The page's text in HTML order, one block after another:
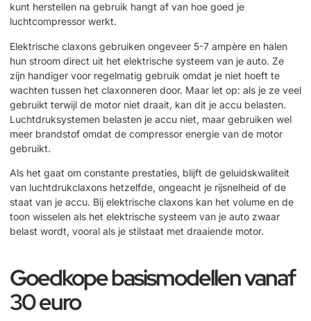
kunt herstellen na gebruik hangt af van hoe goed je
luchtcompressor werkt.
Elektrische claxons gebruiken ongeveer 5-7 ampère en halen
hun stroom direct uit het elektrische systeem van je auto. Ze
zijn handiger voor regelmatig gebruik omdat je niet hoeft te
wachten tussen het claxonneren door. Maar let op: als je ze veel
gebruikt terwijl de motor niet draait, kan dit je accu belasten.
Luchtdruksystemen belasten je accu niet, maar gebruiken wel
meer brandstof omdat de compressor energie van de motor
gebruikt.
Als het gaat om constante prestaties, blijft de geluidskwaliteit
van luchtdrukclaxons hetzelfde, ongeacht je rijsnelheid of de
staat van je accu. Bij elektrische claxons kan het volume en de
toon wisselen als het elektrische systeem van je auto zwaar
belast wordt, vooral als je stilstaat met draaiende motor.
Goedkope basismodellen vanaf
30 euro